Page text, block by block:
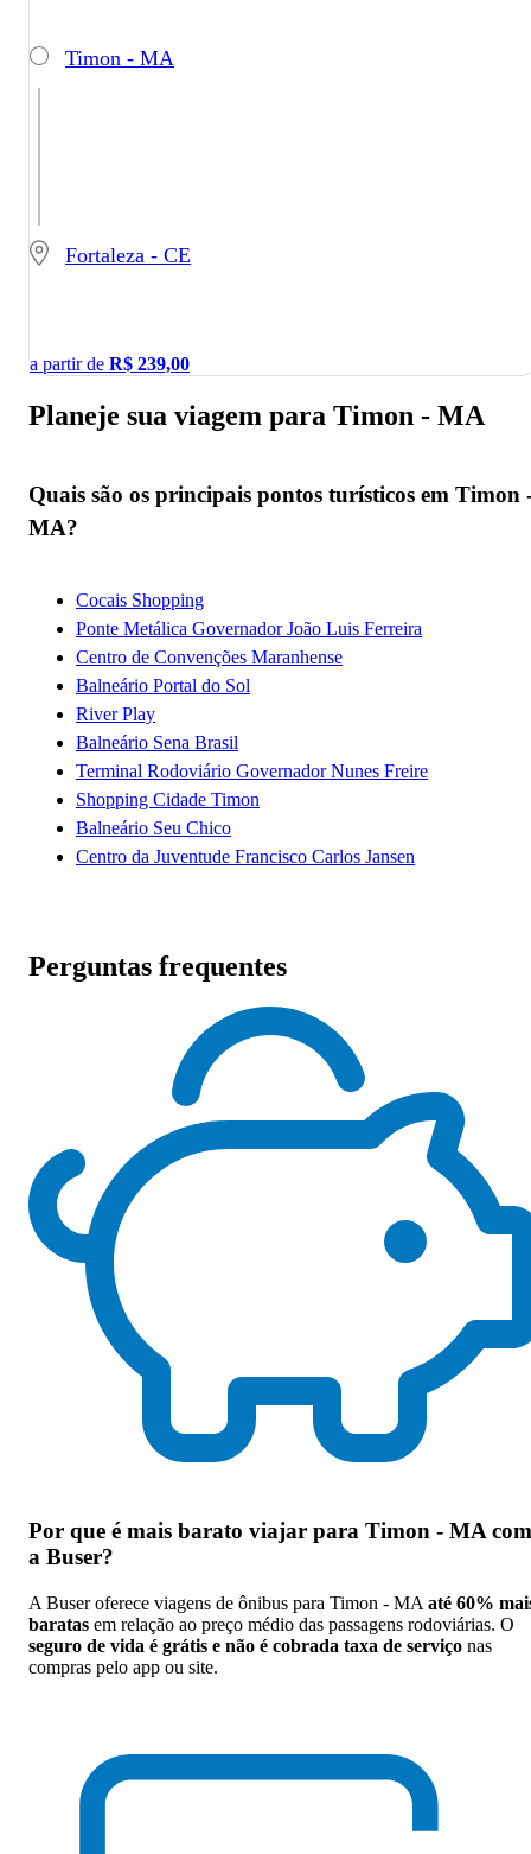
Timon - MA
Fortaleza - CE
a partir de R$ 239,00
Planeje sua viagem para Timon - MA
Quais são os principais pontos turísticos em Timon
MA?
Cocais Shopping
Ponte Metálica Governador João Luis Ferreira
Centro de Convenções Maranhense
Balneário Portal do Sol
River Play
Balneário Sena Brasil
Terminal Rodoviário Governador Nunes Freire
Shopping Cidade Timon
Balneário Seu Chico
Centro da Juventude Francisco Carlos Jansen
Perguntas frequentes
Por que é mais barato viajar para Timon - MA com
a Buser?
A Buser oferece viagens de ônibus para Timon - MA até 60%
baratas em relação ao preço médio das passagens rodoviárias. O
seguro de vida é grátis e não é cobrada taxa de serviço nas
compras pelo app ou site.